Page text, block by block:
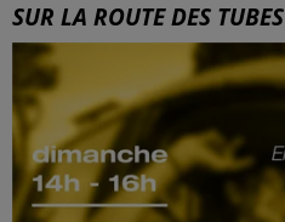
SUR LA ROUTE DES TUBES